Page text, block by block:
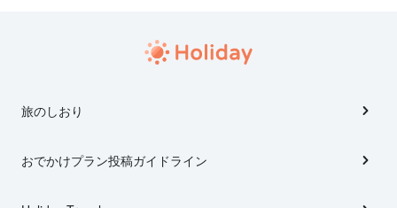
旅のしおり
おでかけプラン投稿ガイドライン